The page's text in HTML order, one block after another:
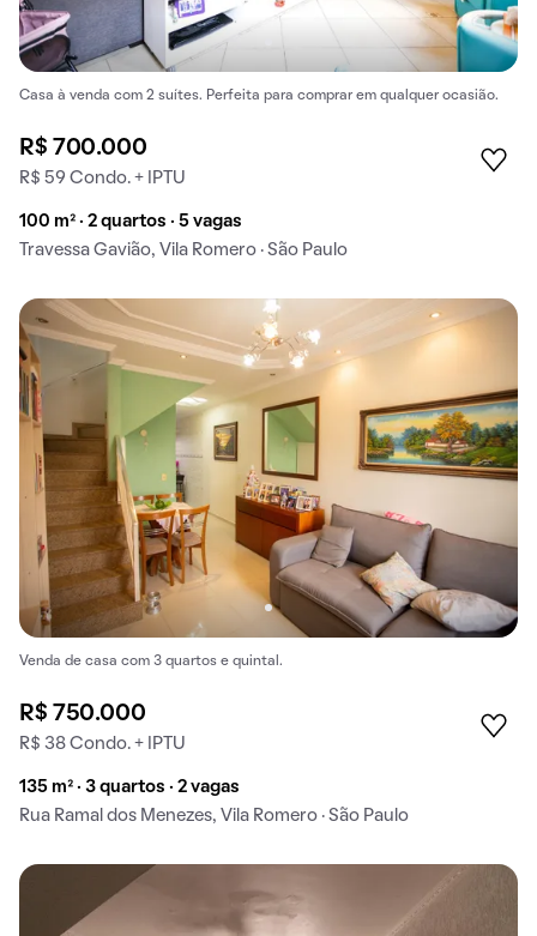
Casa à venda com 2 suítes. Perfeita para comprar em qualquer ocasião.
R$ 700.000
R$ 59 Condo. + IPTU
100 m² · 2 quartos · 5 vagas
Travessa Gavião, Vila Romero · São Paulo
Venda de casa com 3 quartos e quintal.
R$ 750.000
R$ 38 Condo. + IPTU
135 m² · 3 quartos · 2 vagas
Rua Ramal dos Menezes, Vila Romero · São Paulo